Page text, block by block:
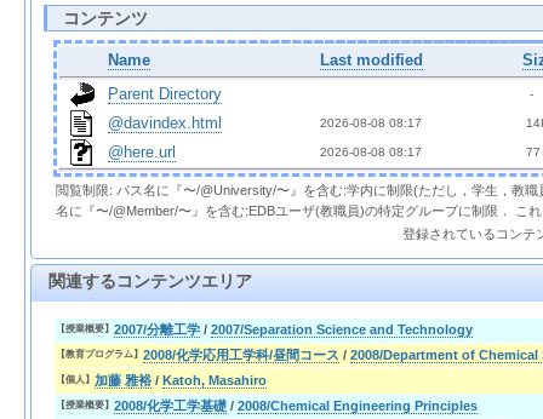
コンテンツ
Name Last modified
Parent Directory
  -
@davindex.html 2026-08-08 08:17
@here.url 2026-08-08 08:17 77
閲覧制限: パス名に『〜/@University/〜』を含む:学内に制限(ただし，学生，教
名に『〜/@Member/〜』を含む:EDBユーザ(教職員)の特定グループに制限． こ
登録されているコンテ
関連するコンテンツエリア
【授業概要】 2007/分離工学 / 2007/Separation Science and Technology
【教育プログラム】 2008/化学応用工学科/昼間コース / 2008/Department of
【個人】 加藤 雅裕 / Katoh, Masahiro
【授業概要】 2008/化学工学基礎 / 2008/Chemical Engineering Principles